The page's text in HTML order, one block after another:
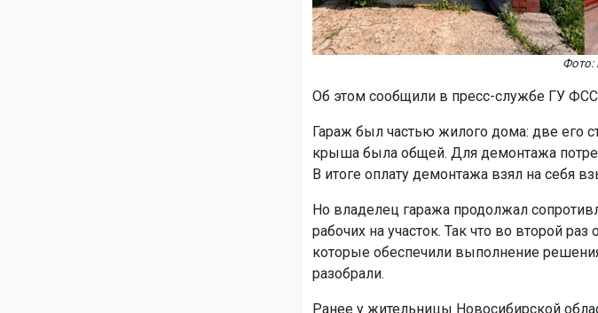
Фото:
Об этом сообщили в пресс-службе ГУ
Гараж был частью жилого дома: две его
крыша была общей. Для демонтажа
В итоге оплату демонтажа взял на себя
Но владелец гаража продолжал
рабочих на участок. Так что во второй
которые обеспечили выполнение
разобрали.
Ранее у жительницы Новосибирской